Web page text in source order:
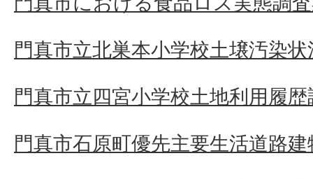
門真市立北巣本小学校土壌汚染
門真市立四宮小学校土地利用履
門真市石原町優先主要生活道路